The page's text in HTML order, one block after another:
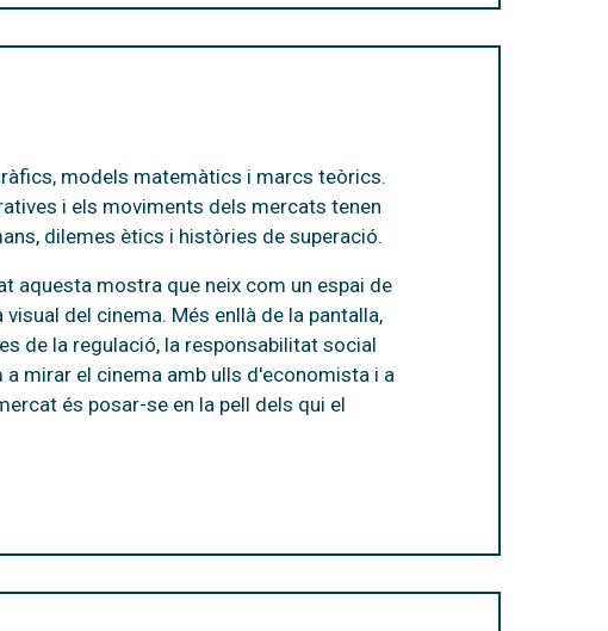
models matemàtics i marcs teòrics.
i els moviments dels mercats tenen
dilemes ètics i històries de superació.
aquesta mostra que neix com un espai de
del cinema. Més enllà de la pantalla,
de la regulació, la responsabilitat social
mirar el cinema amb ulls d'economista i a
és posar-se en la pell dels qui el